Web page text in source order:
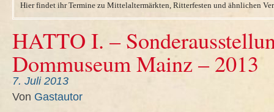
Hier findet ihr Termine zu Mittelaltermärkten, Ritterfesten und ähnlichen
HATTO I. –
Dommuseum Mainz – 2013
7. Juli 2013
Von Gastautor